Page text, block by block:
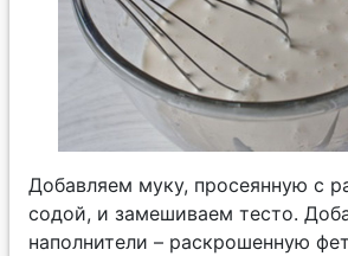
Добавляем муку, просеянную с
содой, и замешиваем тесто.
наполнители – раскрошенную